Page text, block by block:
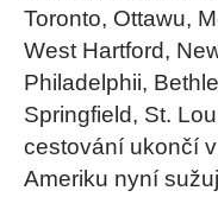
Toronto, Ottawu,
West Hartford,
Philadelphii,
Springfield, St.
cestování ukončí
Ameriku nyní